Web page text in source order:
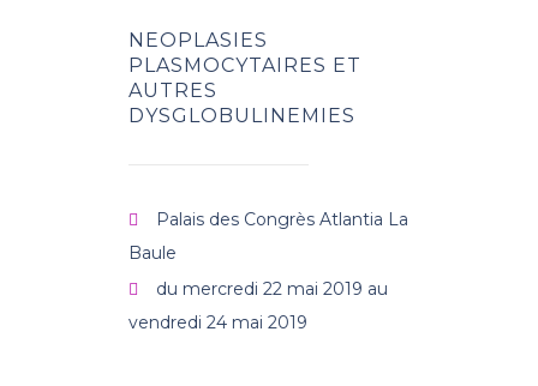
NEOPLASIES
PLASMOCYTAIRES ET
AUTRES
DYSGLOBULINEMIES
Palais des Congrès Atlantia La
Baule
du mercredi 22 mai 2019 au
vendredi 24 mai 2019